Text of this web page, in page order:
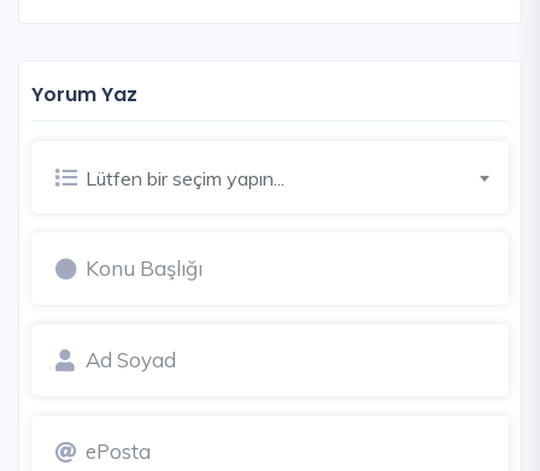
Yorum Yaz
Lütfen bir seçim yapın...